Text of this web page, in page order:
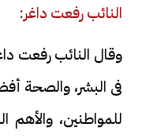
النائب رفعت داغر:
وقال النائب رفعت
فى البشر، والصحة
للمواطنين، والأهم